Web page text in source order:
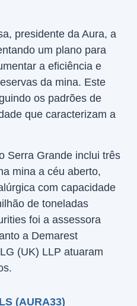
presidente da Aura, a
um plano para
a eficiência e
da mina. Este
os padrões de
que caracterizam a
Serra Grande inclui três
mina a céu aberto,
com capacidade
de toneladas
foi a assessora
a Demarest
(UK) LLP atuaram
(AURA33)